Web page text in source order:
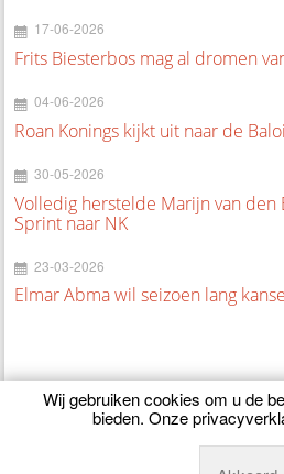
17-06-2026
Frits Biesterbos mag al dromen
04-06-2026
Roan Konings kijkt uit naar de
30-05-2026
Volledig herstelde Marijn van den
Sprint naar NK
23-03-2026
Elmar Abma wil seizoen lang
Wij gebruiken cookies om u de
bieden. Onze